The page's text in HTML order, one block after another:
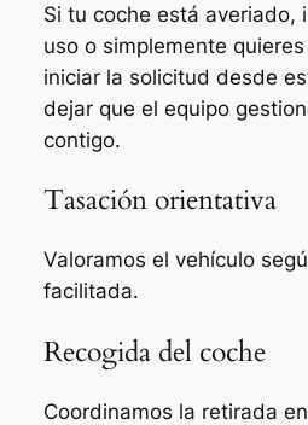
Si tu coche está averiado,
uso o simplemente
iniciar la solicitud desde
dejar que el equipo
contigo.
Tasación orientativa
Valoramos el vehículo
facilitada.
Recogida del coche
Coordinamos la retirada